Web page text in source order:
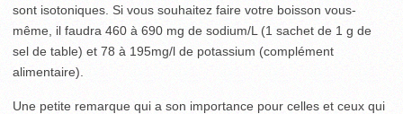
sont isotoniques. Si vous souhaitez faire votre boisson vous-
même, il faudra 460 à 690 mg de sodium/L (1 sachet de 1 g de
sel de table) et 78 à 195mg/l de potassium (complément
alimentaire).
Une petite remarque qui a son importance pour celles et ceux qui